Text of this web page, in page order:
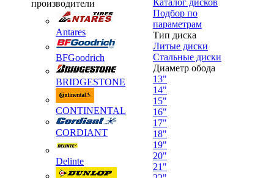
производители
Antares
BFGoodrich
BRIDGESTONE
CONTINENTAL
CORDIANT
Delinte
Подбор по
параметрам
Тип диска
Литые диски
Стальные диски
Диаметр обода
13"
14"
15"
16"
17"
18"
19"
20"
21"